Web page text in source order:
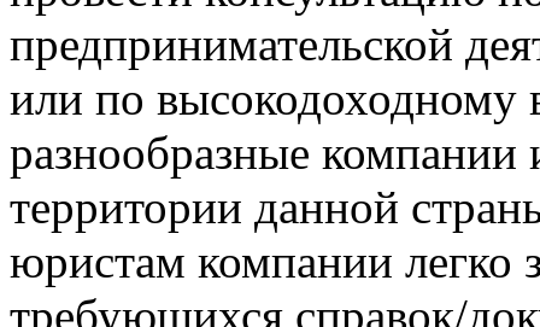
предпринимательской
или по высокодоходному
разнообразные компании
территории данной
юристам компании легко
требующихся справок/